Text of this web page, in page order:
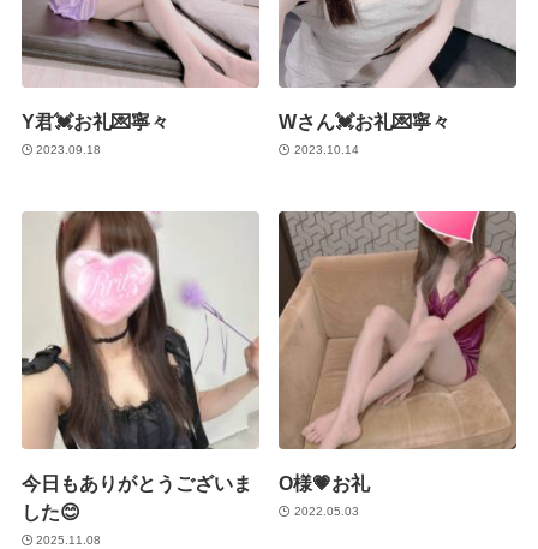
Y君💓お礼💌寧々
2023.09.18
Wさん💓お礼💌寧々
2023.10.14
今日もありがとうございま
した😊
2025.11.08
O様💗お礼
2022.05.03